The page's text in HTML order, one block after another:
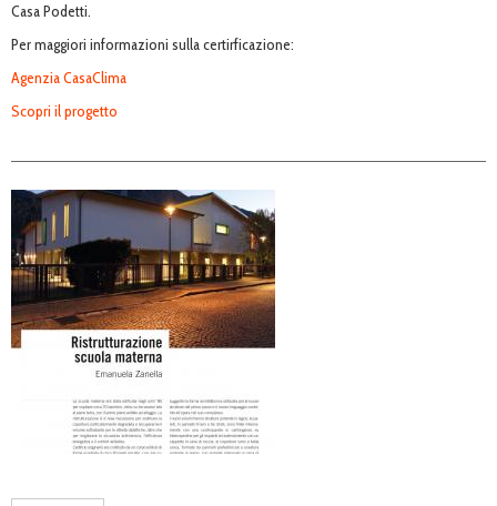
Casa Podetti.
Per maggiori informazioni sulla certirficazione:
Agenzia CasaClima
Scopri il progetto